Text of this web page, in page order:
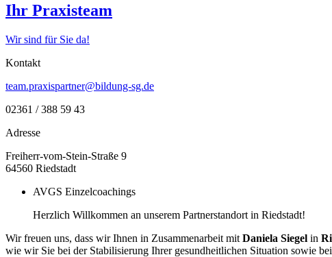
Ihr Praxisteam
Wir sind für Sie da!
Kontakt
team.praxispartner@bildung-sg.de
02361 / 388 59 43
Adresse
Freiherr-vom-Stein-Straße 9
64560 Riedstadt
AVGS Einzelcoachings
Herzlich Willkommen an unserem Partnerstandort in Riedstadt!
Wir freuen uns, dass wir Ihnen in Zusammenarbeit mit Daniela Siegel in
wie wir Sie bei der Stabilisierung Ihrer gesundheitlichen Situation sowie